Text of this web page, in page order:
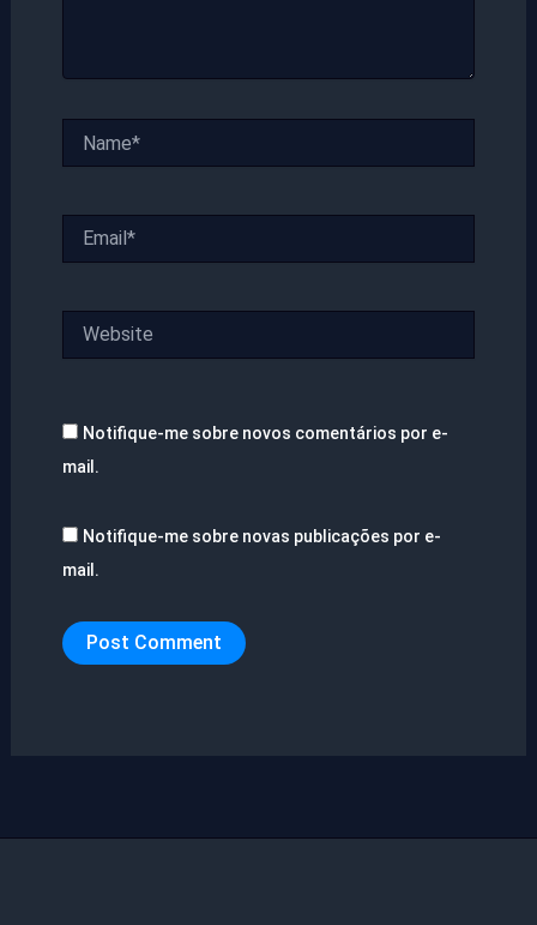
Notifique-me sobre novos comentários por e-
mail.
Notifique-me sobre novas publicações por e-
mail.